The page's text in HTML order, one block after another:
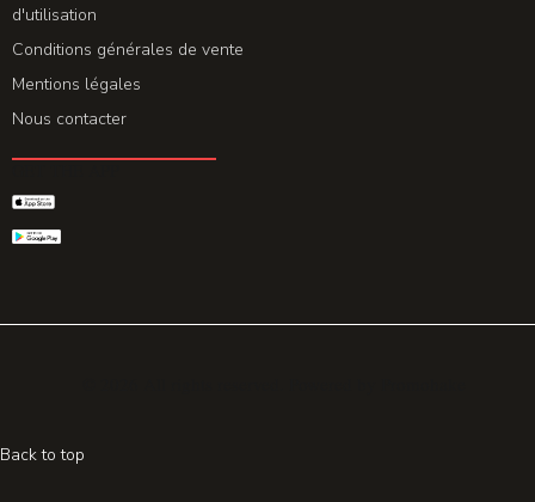
d'utilisation
Conditions générales de vente
Mentions légales
Nous contacter
Back to top